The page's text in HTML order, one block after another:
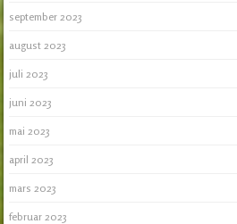
september 2023
august 2023
juli 2023
juni 2023
mai 2023
april 2023
mars 2023
februar 2023